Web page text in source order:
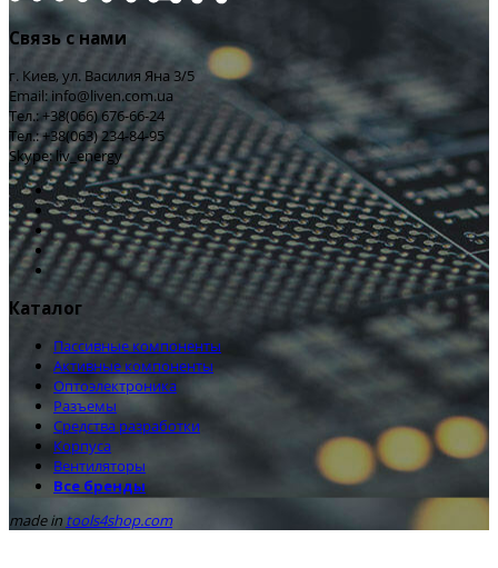
Связь с нами
г. Киев, ул. Василия Яна 3/5
Email: info@liven.com.ua
Тел.: +38(066) 676-66-24
Тел.: +38(063) 234-84-95
Skype: liv_energy
Каталог
Пассивные компоненты
Активные компоненты
Оптоэлектроника
Разъемы
Средства разработки
Корпуса
Вентиляторы
Все бренды
made in tools4shop.com